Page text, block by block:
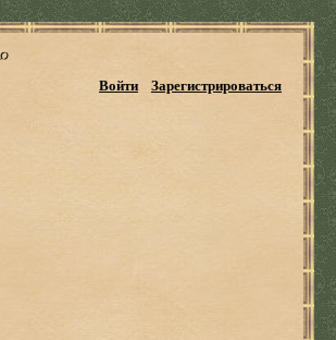
Войти Зарегистрироваться